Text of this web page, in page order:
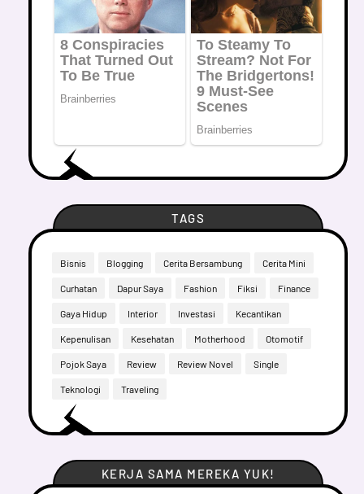
TAGS
Bisnis Blogging Cerita Bersambung Cerita Mini
Curhatan Dapur Saya Fashion Fiksi Finance
Gaya Hidup Interior Investasi Kecantikan
Kepenulisan Kesehatan Motherhood Otomotif
Pojok Saya Review Review Novel Single
Teknologi Traveling
KERJA SAMA MEREKA YUK!